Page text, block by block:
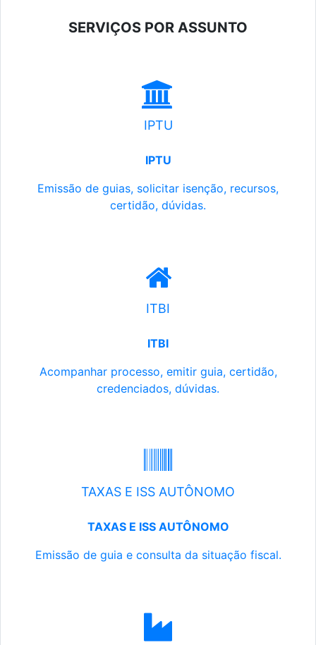
SERVIÇOS POR ASSUNTO
IPTU
IPTU
Emissão de guias, solicitar isenção, recursos,
certidão, dúvidas.
ITBI
ITBI
Acompanhar processo, emitir guia, certidão,
credenciados, dúvidas.
TAXAS E ISS AUTÔNOMO
TAXAS E ISS AUTÔNOMO
Emissão de guia e consulta da situação fiscal.